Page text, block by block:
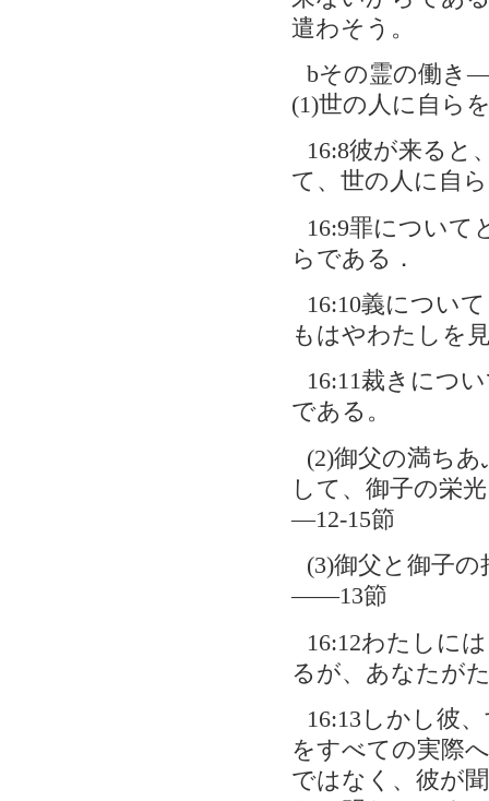
遣わそう。
bその霊の働き
(1)世の人に自ら
16:8彼が来ると
て、世の人に自
16:9罪について
らである．
16:10義につい
もはやわたしを
16:11裁きにつ
である。
(2)御父の満ち
して、御子の栄
―12-15節
(3)御父と御子
――13節
16:12わたしに
るが、あなたが
16:13しかし彼
をすべての実際
ではなく、彼が